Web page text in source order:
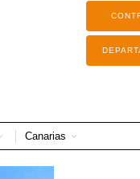
Canarias